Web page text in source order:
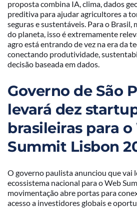
proposta combina IA, clima, dados
preditiva para ajudar agricultores a
seguras e sustentáveis. Para o
do planeta, isso é extremamente
agro está entrando de vez na era da
conectando produtividade,
decisão baseada em dados.
Governo de São
levará dez
brasileiras para o
Summit Lisbon
O governo paulista anunciou que vai
ecossistema nacional para o Web
movimentação abre portas para
acesso a investidores globais e